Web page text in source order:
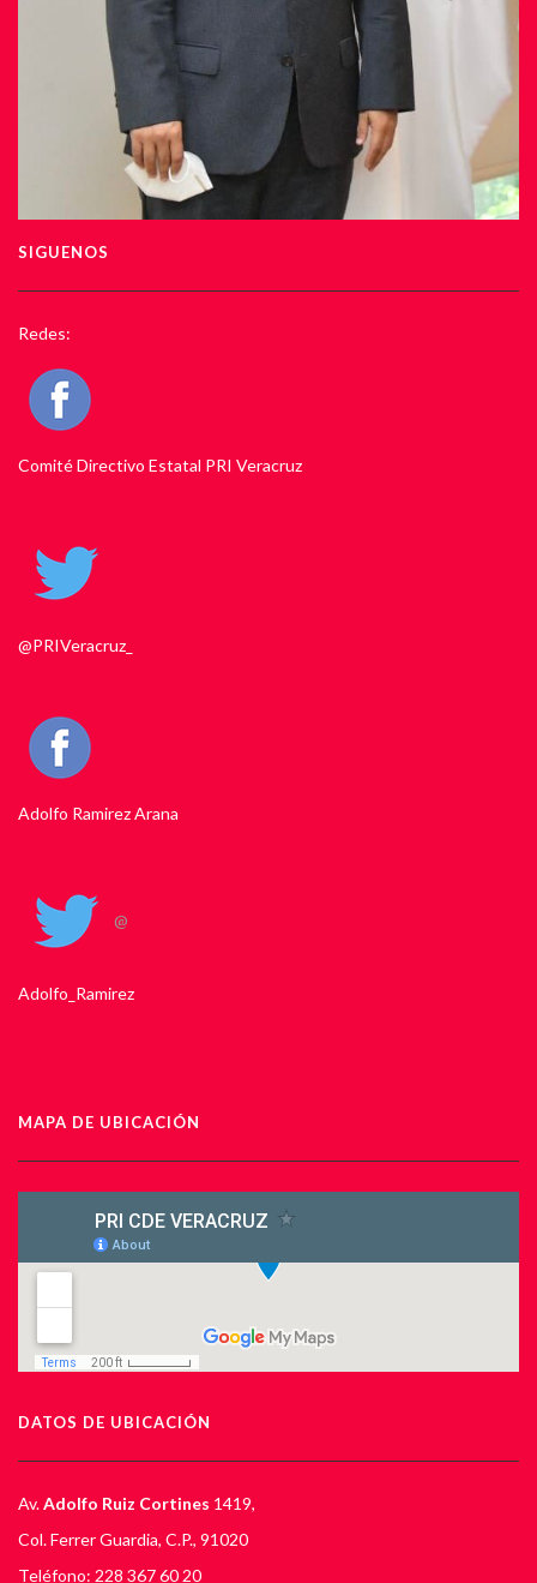
SIGUENOS
Redes:
Comité Directivo Estatal PRI Veracruz
@PRIVeracruz_
Adolfo Ramirez Arana
@
Adolfo_Ramirez
MAPA DE UBICACIÓN
DATOS DE UBICACIÓN
Av.Adolfo Ruiz Cortines 1419,
Col. Ferrer Guardia, C.P., 91020
Teléfono: 228 367 60 20